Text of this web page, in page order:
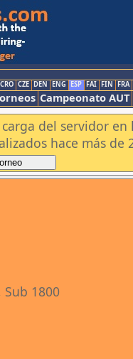
CRO CZE DEN ENG ESP FAI FIN FRA
Campeonato AUT
del servidor
hace más de
Sub 1800